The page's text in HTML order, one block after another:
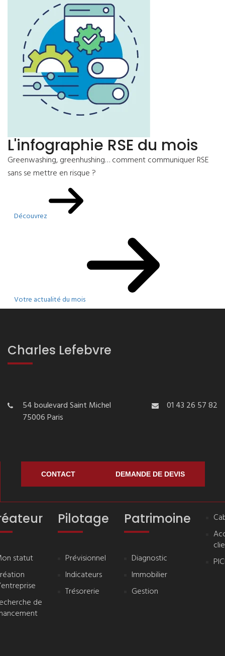
L'infographie RSE du mois
Greenwashing, greenhushing… comment communiquer RSE
sans se mettre en risque ?
Découvrez
Votre actualité du mois
Charles Lefebvre
54 boulevard Saint Michel
75006 Paris
01 43 26 57 82
CONTACT DEMANDE DE DEVIS
statut
de
Pilotage
Prévisionnel
Indicateurs
Trésorerie
Patrimoine
Diagnostic
Immobilier
Gestion